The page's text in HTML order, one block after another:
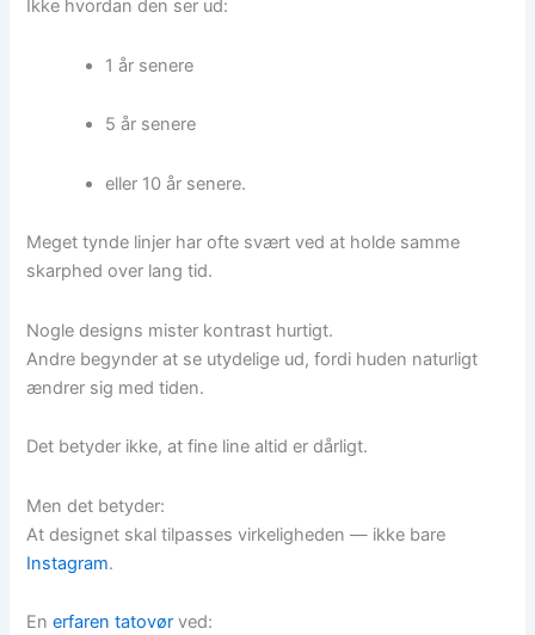
Ikke hvordan den ser ud:
1 år senere
5 år senere
eller 10 år senere.
Meget tynde linjer har ofte svært ved at holde samme
skarphed over lang tid.
Nogle designs mister kontrast hurtigt.
Andre begynder at se utydelige ud, fordi huden naturligt
ændrer sig med tiden.
Det betyder ikke, at fine line altid er dårligt.
Men det betyder:
At designet skal tilpasses virkeligheden — ikke bare
Instagram.
Enerfaren tatovør ved: